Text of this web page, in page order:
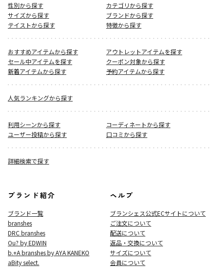
性別から探す
カテゴリから探す
サイズから探す
ブランドから探す
テイストから探す
特徴から探す
おすすめアイテムから探す
アウトレットアイテムを探す
セール中アイテムを探す
クーポン対象から探す
新着アイテムから探す
予約アイテムから探す
人気ランキングから探す
利用シーンから探す
コーディネートから探す
ユーザー投稿から探す
口コミから探す
詳細検索で探す
ブランド紹介
ブランド一覧
branshes
DRC branshes
Ou? by EDWIN
b.+A branshes by AYA KANEKO
aBity select.
ヘルプ
ブランシェス公式ECサイトについて
ご注文について
配送について
返品・交換について
サイズについて
会員について